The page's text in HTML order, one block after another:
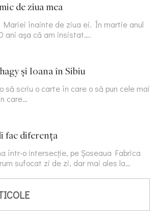
de ziua mea
înainte de ziua ei. În martie anul
ani așa că am insistat….
și Ioana în Sibiu
să scriu o carte în care o să pun cele mai
care…
fac diferența
într-o intersecție, pe Șoseaua Fabrica
sufocat zi de zi, dar mai ales la…